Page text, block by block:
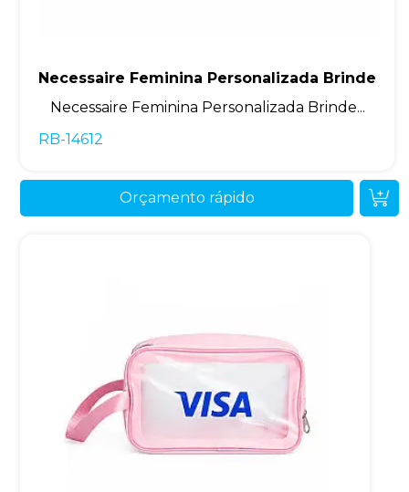
Necessaire Feminina Personalizada Brinde
Necessaire Feminina Personalizada Brinde...
RB-14612
Orçamento rápido